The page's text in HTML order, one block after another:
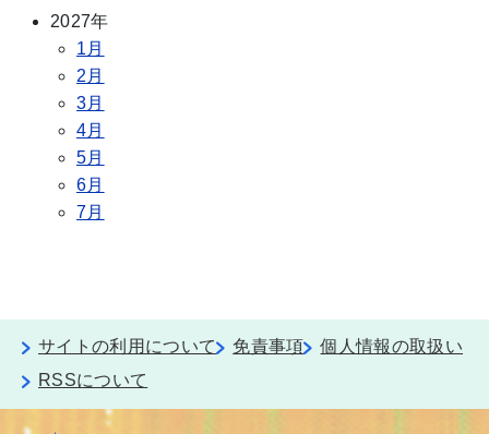
2027年
1月
2月
3月
4月
5月
6月
7月
サイトの利用について 免責事項
個人情報の取扱い
RSSについて